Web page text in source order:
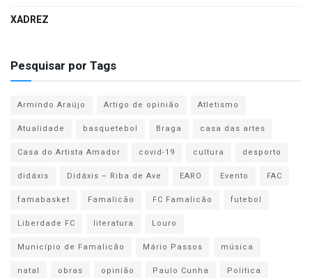
XADREZ
Pesquisar por Tags
Armindo Araújo Artigo de opinião
Atletismo
Atualidade
basquetebol Braga
casa das artes
Casa do Artista Amador
covid-19 cultura
desporto
didáxis
Didáxis – Riba de Ave EARO Evento
FAC
famabasket
Famalicão FC Famalicão
futebol
Liberdade FC
literatura
Louro
Município de Famalicão
Mário Passos
música
natal
obras opinião Paulo Cunha
Politica